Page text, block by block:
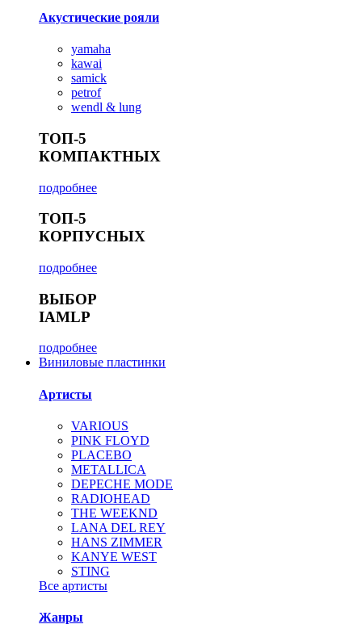
Акустические рояли
yamaha
kawai
samick
petrof
wendl & lung
ТОП-5
КОМПАКТНЫХ
подробнее
ТОП-5
КОРПУСНЫХ
подробнее
ВЫБОР
IAMLP
подробнее
Виниловые пластинки
Артисты
VARIOUS
PINK FLOYD
PLACEBO
METALLICA
DEPECHE MODE
RADIOHEAD
THE WEEKND
LANA DEL REY
HANS ZIMMER
KANYE WEST
STING
Все артисты
Жанры